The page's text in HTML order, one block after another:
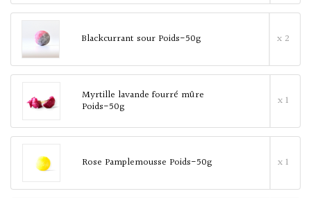
Blackcurrant sour Poids-50g x 2
Myrtille lavande fourré mûre
Poids-50g x 1
Rose Pamplemousse Poids-50g x 1